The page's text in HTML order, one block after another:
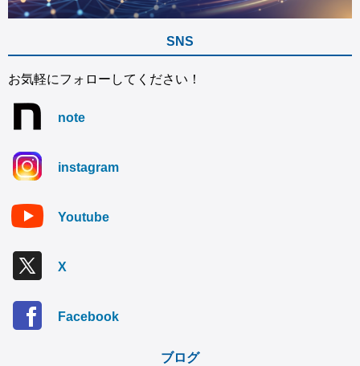
SNS
お気軽にフォローしてください！
note
instagram
Youtube
X
Facebook
ブログ